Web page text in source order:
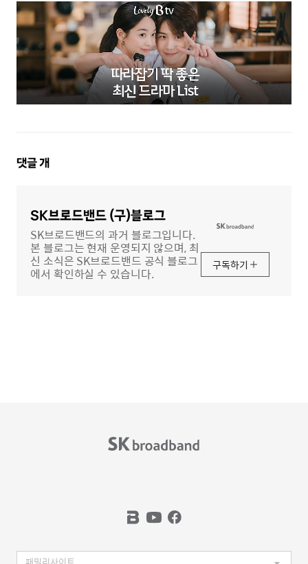
댓
댓글개
SK브로드밴드 (구)블로그
SK브로드밴드의 과거 블로그입니다.
본 블로그는 현재 운영되지 않으며, 최
신 소식은 SK브로드밴드 공식 블로그
에서 확인하실 수 있습니다.
구독하기